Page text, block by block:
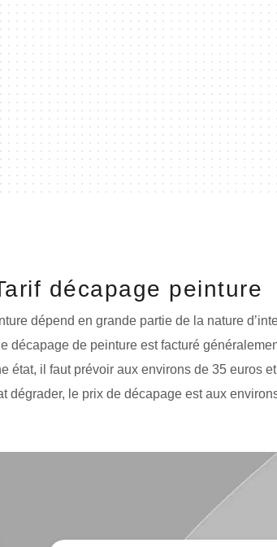
décapage peinture
dépend en grande partie de la nature
décapage de peinture est facturé
état, il faut prévoir aux environs de 35 euros
dégrader, le prix de décapage est aux